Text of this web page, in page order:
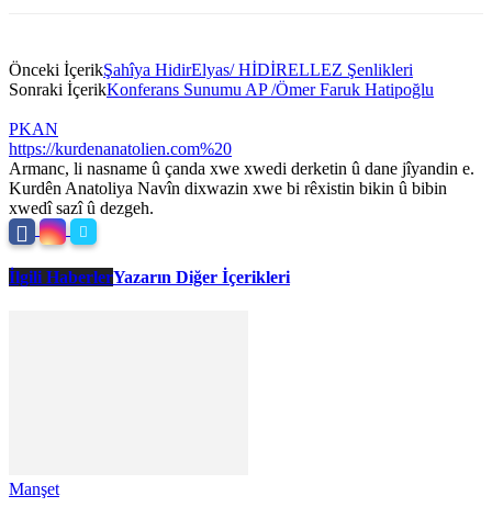
Önceki İçerikŞahîya HidirElyas/ HİDİRELLEZ Şenlikleri
Sonraki İçerikKonferans Sunumu AP /Ömer Faruk Hatipoğlu
PKAN
https://kurdenanatolien.com%20
Armanc, li nasname û çanda xwe xwedi derketin û dane jîyandin e.
Kurdên Anatoliya Navîn dixwazin xwe bi rêxistin bikin û bibin
xwedî sazî û dezgeh.
İlgili HaberlerYazarın Diğer İçerikleri
Manşet